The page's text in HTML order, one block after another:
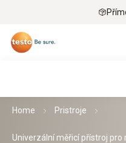
Home Pristroje
Univerzální měřicí přístroj